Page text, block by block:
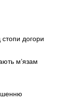
стопи догори
м’язам